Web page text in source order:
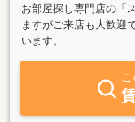
お部屋探し専門店の「
ますがご来店も大歓迎
います。